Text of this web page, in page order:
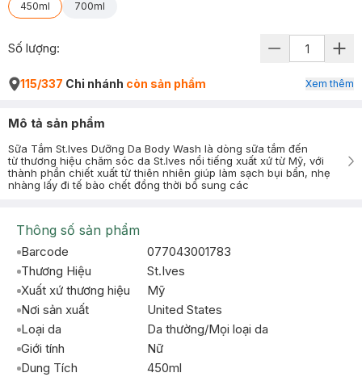
450ml 700ml
Số lượng:
115/337 Chi nhánh còn sản phẩm Xem thêm
Mô tả sản phẩm
Sữa Tắm St.Ives Dưỡng Da Body Wash là dòng sữa tắm đến
từ thương hiệu chăm sóc da St.Ives nổi tiếng xuất xứ từ Mỹ, với
thành phần chiết xuất từ thiên nhiên giúp làm sạch bụi bẩn, nhẹ
nhàng lấy đi tế bào chết đồng thời bổ sung các
Thông số sản phẩm
Barcode
077043001783
Thương Hiệu
St.Ives
Xuất xứ thương hiệu
Mỹ
Nơi sản xuất
United States
Loại da
Da thường/Mọi loại da
Giới tính
Nữ
Dung Tích
450ml